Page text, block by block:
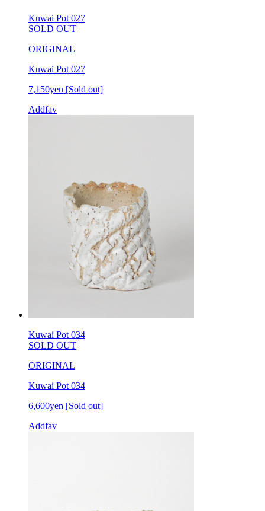
Kuwai Pot 027
SOLD OUT
ORIGINAL
Kuwai Pot 027
7,150yen [Sold out]
Addfav
Kuwai Pot 034
SOLD OUT
ORIGINAL
Kuwai Pot 034
6,600yen [Sold out]
Addfav